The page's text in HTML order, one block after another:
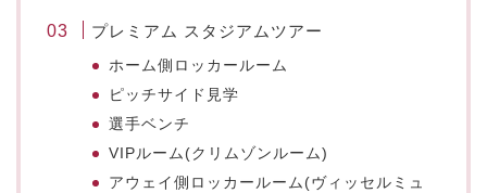
プレミアム スタジアムツアー
ホーム側ロッカールーム
ピッチサイド見学
選手ベンチ
VIPルーム(クリムゾンルーム)
アウェイ側ロッカールーム(ヴィッセルミュ